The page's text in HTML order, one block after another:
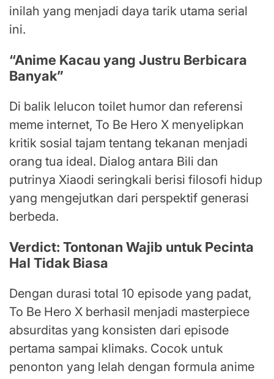
inilah yang menjadi daya tarik utama serial
ini.
“Anime Kacau yang Justru Berbicara
Banyak”
Di balik lelucon toilet humor dan referensi
meme internet, To Be Hero X menyelipkan
kritik sosial tajam tentang tekanan menjadi
orang tua ideal. Dialog antara Bili dan
putrinya Xiaodi seringkali berisi filosofi hidup
yang mengejutkan dari perspektif generasi
berbeda.
Verdict: Tontonan Wajib untuk Pecinta
Hal Tidak Biasa
Dengan durasi total 10 episode yang padat,
To Be Hero X berhasil menjadi masterpiece
absurditas yang konsisten dari episode
pertama sampai klimaks. Cocok untuk
penonton yang lelah dengan formula anime